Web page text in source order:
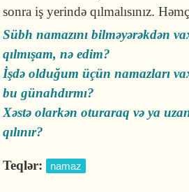
sonra iş yerində qılmalısınız.
Sübh namazını bilməyərəkdən
qılmışam, nə edim?
İşdə olduğum üçün namazları
bu günahdırmı?
Xəstə olarkən oturaraq və ya
qılınır?
Teqlər: namaz